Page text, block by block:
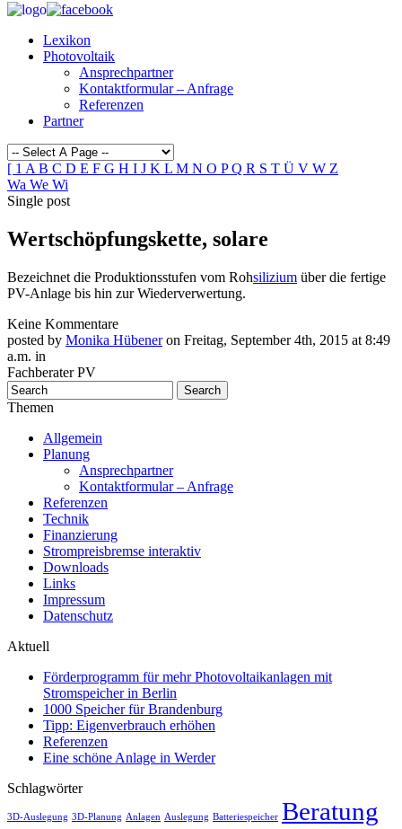
Lexikon
Photovoltaik
Ansprechpartner
Kontaktformular – Anfrage
Referenzen
Partner
[ 1 A B C D E F G H I J K L M N O PQ R S T Ü V W Z
Wa We Wi
Single post
Wertschöpfungskette, solare
Bezeichnet die Produktionsstufen vom Rohsilizium über die fertige
PV-Anlage bis hin zur Wiederverwertung.
Keine Kommentare
posted by Monika Hübeneron Freitag, September 4th, 2015 at 8:49
a.m. in
Fachberater PV
Themen
Allgemein
Planung
Ansprechpartner
Kontaktformular – Anfrage
Referenzen
Technik
Finanzierung
Strompreisbremse interaktiv
Downloads
Links
Impressum
Datenschutz
Aktuell
Förderprogramm für mehr Photovoltaikanlagen mit
Stromspeicher in Berlin
1000 Speicher für Brandenburg
Tipp: Eigenverbrauch erhöhen
Referenzen
Eine schöne Anlage in Werder
Schlagwörter
3D-Auslegung 3D-Planung Anlagen Auslegung Batteriespeicher Beratung